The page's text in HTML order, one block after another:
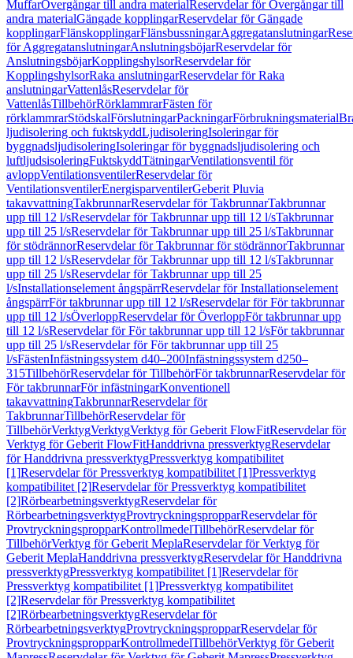
MuffarÖvergångar till andra materialReservdelar för Övergångar till
andra materialGängade kopplingarReservdelar för Gängade
kopplingarFlänskopplingarFlänsbussningarAggregatanslutningar
för AggregatanslutningarAnslutningsböjarReservdelar för
AnslutningsböjarKopplingshylsorReservdelar för
KopplingshylsorRaka anslutningarReservdelar för Raka
anslutningarVattenlåsReservdelar för
VattenlåsTillbehörRörklammrarFästen för
rörklammrarStödskalFörslutningarPackningarFörbrukningsmaterial
ljudisolering och fuktskyddLjudisoleringIsoleringar för
byggnadsljudisoleringIsoleringar för byggnadsljudisolering och
luftljudsisoleringFuktskyddTätningarVentilationsventil för
avloppVentilationsventilerReservdelar för
VentilationsventilerEnergisparventilerGeberit Pluvia
takavvattningTakbrunnarReservdelar för TakbrunnarTakbrunnar
upp till 12 l/sReservdelar för Takbrunnar upp till 12 l/sTakbrunnar
upp till 25 l/sReservdelar för Takbrunnar upp till 25 l/sTakbrunnar
för stödrännorReservdelar för Takbrunnar för stödrännorTakbrunnar
upp till 12 l/sReservdelar för Takbrunnar upp till 12 l/sTakbrunnar
upp till 25 l/sReservdelar för Takbrunnar upp till 25
l/sInstallationselement ångspärrReservdelar för Installationselement
ångspärrFör takbrunnar upp till 12 l/sReservdelar för För takbrunnar
upp till 12 l/sÖverloppReservdelar för ÖverloppFör takbrunnar upp
till 12 l/sReservdelar för För takbrunnar upp till 12 l/sFör takbrunnar
upp till 25 l/sReservdelar för För takbrunnar upp till 25
l/sFästenInfästningssystem d40–200Infästningssystem d250–
315TillbehörReservdelar för TillbehörFör takbrunnarReservdelar för
För takbrunnarFör infästningarKonventionell
takavvattningTakbrunnarReservdelar för
TakbrunnarTillbehörReservdelar för
TillbehörVerktygVerktygVerktyg för Geberit FlowFitReservdelar för
Verktyg för Geberit FlowFitHanddrivna pressverktygReservdelar
för Handdrivna pressverktygPressverktyg kompatibilitet
[1]Reservdelar för Pressverktyg kompatibilitet [1]Pressverktyg
kompatibilitet [2]Reservdelar för Pressverktyg kompatibilitet
[2]RörbearbetningsverktygReservdelar för
RörbearbetningsverktygProvtryckningspropparReservdelar för
ProvtryckningspropparKontrollmedelTillbehörReservdelar för
TillbehörVerktyg för Geberit MeplaReservdelar för Verktyg för
Geberit MeplaHanddrivna pressverktygReservdelar för Handdrivna
pressverktygPressverktyg kompatibilitet [1]Reservdelar för
Pressverktyg kompatibilitet [1]Pressverktyg kompatibilitet
[2]Reservdelar för Pressverktyg kompatibilitet
[2]RörbearbetningsverktygReservdelar för
RörbearbetningsverktygProvtryckningspropparReservdelar för
ProvtryckningspropparKontrollmedelTillbehörVerktyg för Geberit